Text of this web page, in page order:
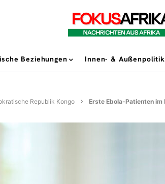
Beziehungen Innen- & Außenpolitik
Republik Kongo Erste Ebola-Patienten im